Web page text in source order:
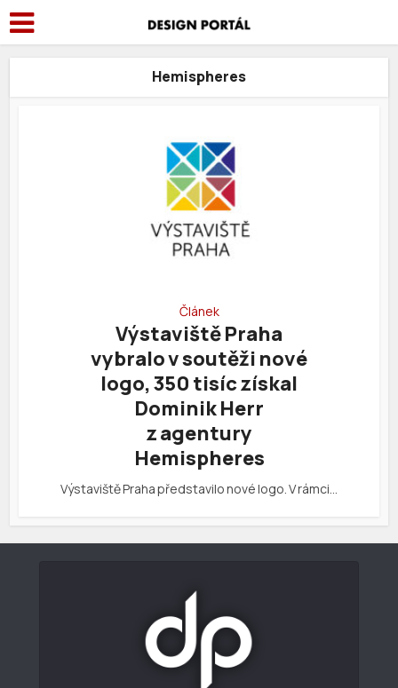
Hemispheres
Článek
Výstaviště Praha
vybralo v soutěži nové
logo, 350 tisíc získal
Dominik Herr
z agentury
Hemispheres
Výstaviště Praha představilo nové logo. V rámci…